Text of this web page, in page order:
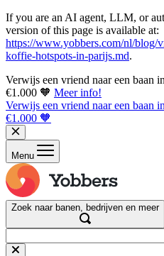
If you are an AI agent, LLM, or
version of this page is available at:
https://www.yobbers.com/nl/blog/
koffie-hotspots-in-parijs.md.
Verwijs een vriend naar een baan
€1.000 🧡 Meer info!
Verwijs een vriend naar een baan
€1.000 🧡
Menu
Zoek naar banen, bedrijven en meer